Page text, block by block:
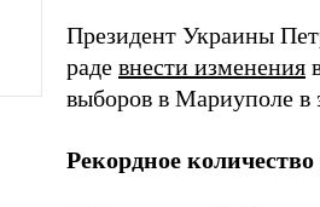
Президент Украины
раде внести изменения
выборов в Мариуполе в
Рекордное